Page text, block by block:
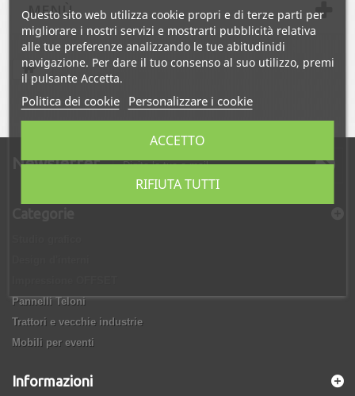
MENÙ
Newsletter
Pannelli Teloni
Trattori e vecchie industrie
Mobili per eventi
Informazioni
Questo sito web utilizza cookie propri e di terze parti per
migliorare i nostri servizi e mostrarti pubblicità relativa
alle tue preferenze analizzando le tue abitudinidi
navigazione. Per dare il tuo consenso al suo utilizzo, premi
il pulsante Accetta.
Politica dei cookie Personalizzare i cookie
RIFIUTA TUTTI
ACCETTO